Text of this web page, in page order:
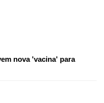
nova 'vacina' para